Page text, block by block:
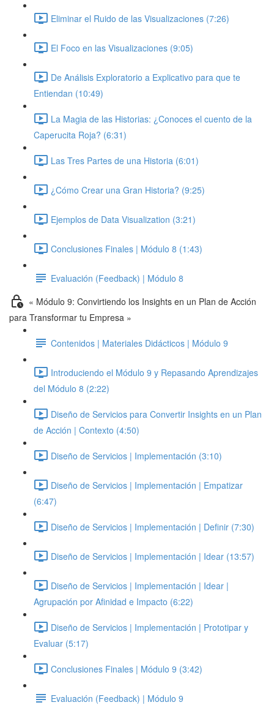
Eliminar el Ruido de las Visualizaciones (7:26)
El Foco en las Visualizaciones (9:05)
De Análisis Exploratorio a Explicativo para que te
Entiendan (10:49)
La Magia de las Historias: ¿Conoces el cuento de la
Caperucita Roja? (6:31)
Las Tres Partes de una Historia (6:01)
¿Cómo Crear una Gran Historia? (9:25)
Ejemplos de Data Visualization (3:21)
Conclusiones Finales | Módulo 8 (1:43)
Evaluación (Feedback) | Módulo 8
« Módulo 9: Convirtiendo los Insights en un Plan de Acción
para Transformar tu Empresa »
Contenidos | Materiales Didácticos | Módulo 9
Introduciendo el Módulo 9 y Repasando Aprendizajes
del Módulo 8 (2:22)
Diseño de Servicios para Convertir Insights en un Plan
de Acción | Contexto (4:50)
Diseño de Servicios | Implementación (3:10)
Diseño de Servicios | Implementación | Empatizar
(6:47)
Diseño de Servicios | Implementación | Definir (7:30)
Diseño de Servicios | Implementación | Idear (13:57)
Diseño de Servicios | Implementación | Idear |
Agrupación por Afinidad e Impacto (6:22)
Diseño de Servicios | Implementación | Prototipar y
Evaluar (5:17)
Conclusiones Finales | Módulo 9 (3:42)
Evaluación (Feedback) | Módulo 9